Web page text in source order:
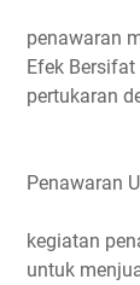
penawaran
Efek
pertukaran
Penawaran
kegiatan
untuk